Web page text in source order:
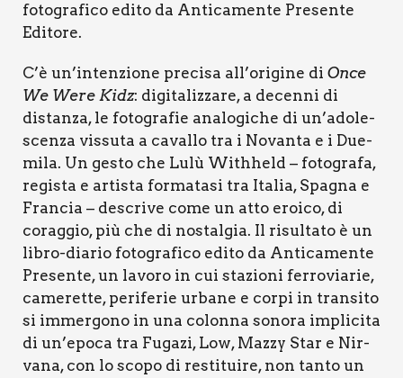
foto­gra­fi­co edi­to da Anti­ca­men­te Pre­sen­te
Edi­to­re.
C’è un’in­ten­zio­ne pre­ci­sa all’o­ri­gi­ne di Once
We Were Kidz: digi­ta­liz­za­re, a decen­ni di
distan­za, le foto­gra­fie ana­lo­gi­che di un’a­do­le­
scen­za vis­su­ta a caval­lo tra i Novan­ta e i Due­
mi­la. Un gesto che Lulù With­held – foto­gra­fa,
regi­sta e arti­sta for­ma­ta­si tra Ita­lia, Spa­gna e
Fran­cia – descri­ve come un atto eroi­co, di
corag­gio, più che di nostal­gia. Il risul­ta­to è un
libro-dia­rio foto­gra­fi­co edi­to da Anti­ca­men­te
Pre­sen­te, un lavo­ro in cui sta­zio­ni fer­ro­via­rie,
came­ret­te, peri­fe­rie urba­ne e cor­pi in tran­si­to
si immer­go­no in una colon­na sono­ra impli­ci­ta
di un’e­po­ca tra Fuga­zi, Low, Maz­zy Star e Nir­
va­na, con lo sco­po di resti­tui­re, non tan­to un